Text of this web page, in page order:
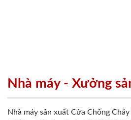
Nhà máy - Xưởng
Nhà máy sản xuất Cửa Chống